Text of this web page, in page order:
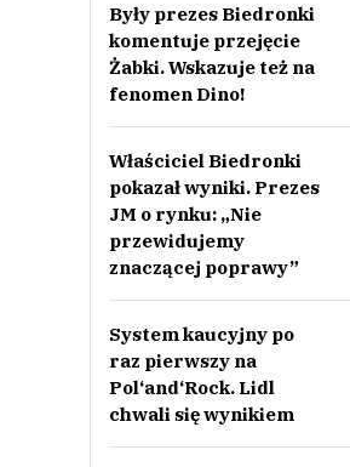
Były prezes Biedronki
komentuje przejęcie
Żabki. Wskazuje też na
fenomen Dino!
Właściciel Biedronki
pokazał wyniki. Prezes
JM o rynku: „Nie
przewidujemy
znaczącej poprawy”
System kaucyjny po
raz pierwszy na
Pol‘and‘Rock. Lidl
chwali się wynikiem